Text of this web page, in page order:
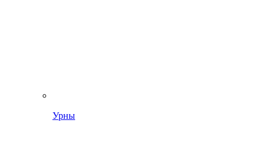
Урны